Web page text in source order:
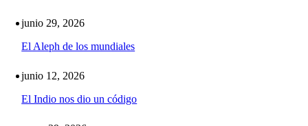
junio 29, 2026
El Aleph de los mundiales
junio 12, 2026
El Indio nos dio un código